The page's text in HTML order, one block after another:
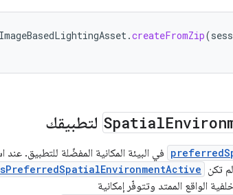
ImageBasedLightingAsset.createFromZip(
Spatial لتطبيقك
في البيئة المكانية المفضّلة للتطبيق.
تكن
الواقع الممتد وتتوفّر إمكانية